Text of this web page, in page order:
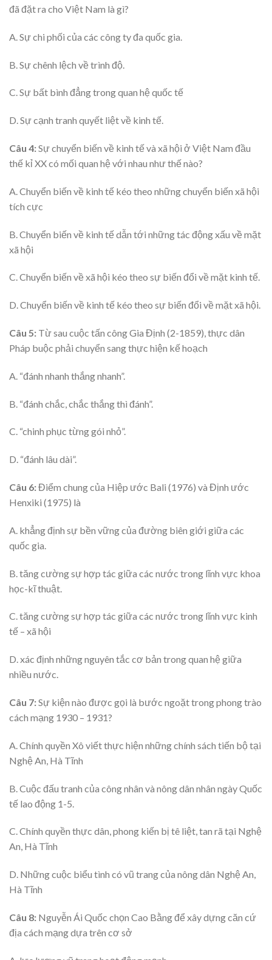
đã đặt ra cho Việt Nam là gì?
A. Sự chi phối của các công ty đa quốc gia.
B. Sự chênh lệch về trình độ.
C. Sự bất bình đẳng trong quan hệ quốc tế
D. Sự cạnh tranh quyết liệt về kinh tế.
Câu 4:Sự chuyển biến về kinh tế và xã hội ở Việt Nam đầu
thế kỉ XX có mối quan hệ với nhau như thế nào?
A. Chuyển biến về kinh tế kéo theo những chuyển biến xã hội
tích cực
B. Chuyển biến về kinh tế dẫn tới những tác động xấu về mặt
xã hội
C. Chuyển biến về xã hội kéo theo sự biến đổi về mặt kinh tế.
D. Chuyển biến về kinh tế kéo theo sự biến đổi về mặt xã hội.
Câu 5: Từ sau cuộc tấn công Gia Định (2-1859), thực dân
Pháp buộc phải chuyển sang thực hiện kế hoạch
A. “đánh nhanh thắng nhanh”.
B. “đánh chắc, chắc thắng thì đánh”.
C. “chinh phục từng gói nhỏ”.
D. “đánh lâu dài”.
Câu 6:Điểm chung của Hiệp ước Bali (1976) và Định ước
Henxiki (1975) là
A. khẳng định sự bền vững của đường biên giới giữa các
quốc gia.
B. tăng cường sự hợp tác giữa các nước trong lĩnh vực khoa
học-kĩ thuật.
C. tăng cường sự hợp tác giữa các nước trong lĩnh vực kinh
tế – xã hội
D. xác định những nguyên tắc cơ bản trong quan hệ giữa
nhiều nước.
Câu 7:Sự kiện nào được gọi là bước ngoặt trong phong trào
cách mạng 1930 – 1931?
A. Chính quyền Xô viết thực hiện những chính sách tiến bộ tại
Nghệ An, Hà Tĩnh
B. Cuộc đấu tranh của công nhân và nông dân nhân ngày Quốc
tế lao động 1-5.
C. Chính quyền thực dân, phong kiến bị tê liệt, tan rã tại Nghệ
An, Hà Tĩnh
D. Những cuộc biểu tình có vũ trang của nông dân Nghệ An,
Hà Tĩnh
Câu 8: Nguyễn Ái Quốc chọn Cao Bằng để xây dựng căn cứ
địa cách mạng dựa trên cơ sở